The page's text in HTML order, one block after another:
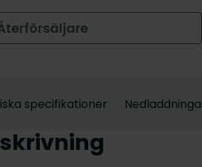
specifikationer